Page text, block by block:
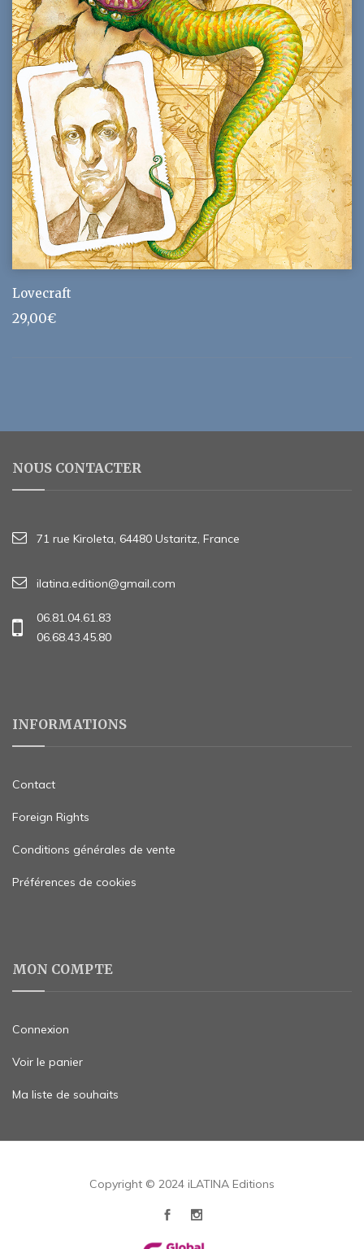
Lovecraft
29,00€
NOUS CONTACTER
71 rue Kiroleta, 64480 Ustaritz, France
ilatina.edition@gmail.com
06.81.04.61.83
06.68.43.45.80
INFORMATIONS
Contact
Foreign Rights
Conditions générales de vente
Préférences de cookies
MON COMPTE
Connexion
Voir le panier
Ma liste de souhaits
Copyright © 2024 iLATINA Editions